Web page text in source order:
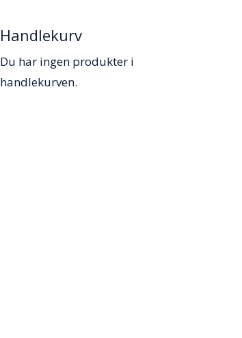
Handlekurv
Du har ingen produkter i
handlekurven.